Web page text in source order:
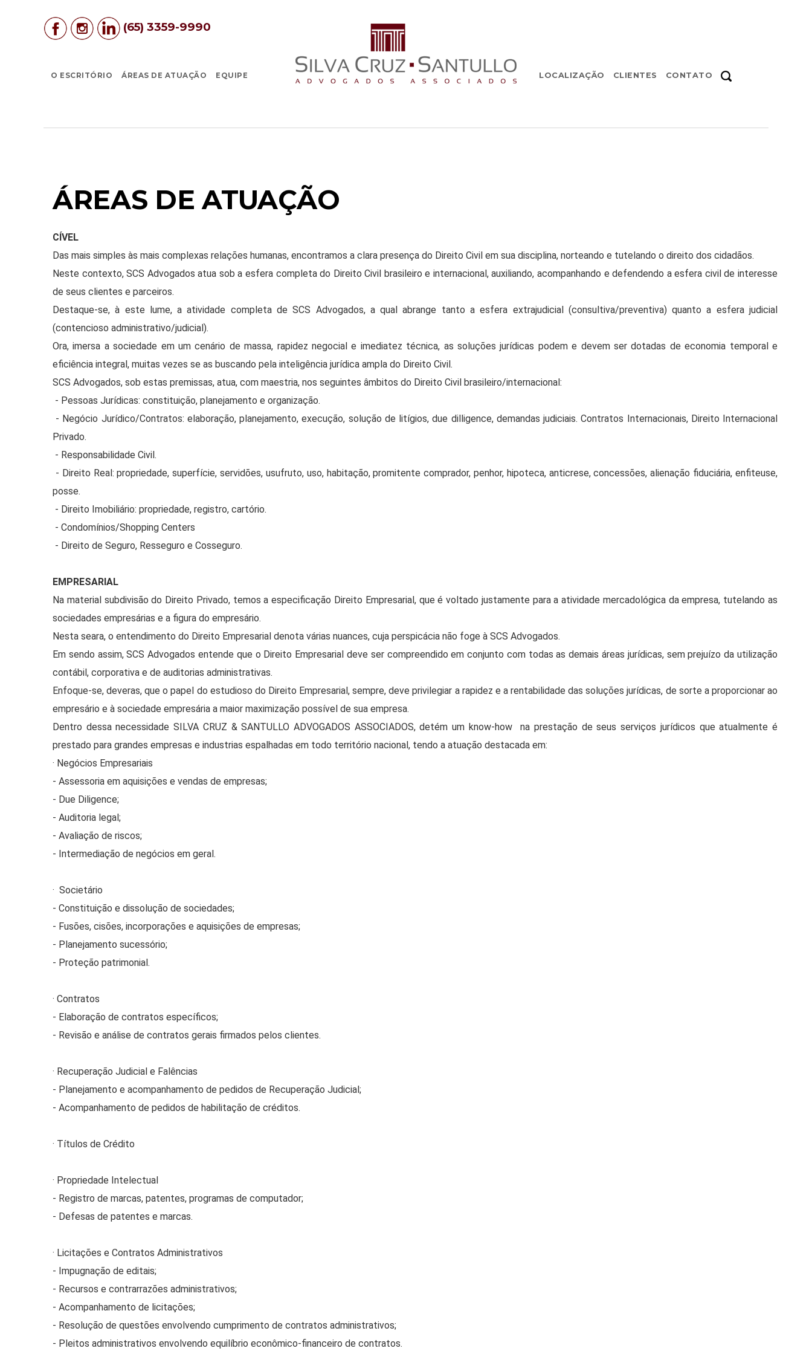
(65) 3359-9990
O ESCRITÓRIO ÁREAS DE ATUAÇÃO EQUIPE LOCALIZAÇÃO CLIENTES CONTATO
ÁREAS DE ATUAÇÃO
CÍVEL
Das mais simples às mais complexas relações humanas, encontramos a clara presença do Direito Civil em sua disciplina, norteando e tutelando o direito dos cidadãos.
Neste contexto, SCS Advogados atua sob a esfera completa do Direito Civil brasileiro e internacional, auxiliando, acompanhando e defendendo a esfera civil de interesse
de seus clientes e parceiros.
Destaque-se, à este lume, a atividade completa de SCS Advogados, a qual abrange tanto a esfera extrajudicial (consultiva/preventiva) quanto a esfera judicial
(contencioso administrativo/judicial).
Ora, imersa a sociedade em um cenário de massa, rapidez negocial e imediatez técnica, as soluções jurídicas podem e devem ser dotadas de economia temporal e
eficiência integral, muitas vezes se as buscando pela inteligência jurídica ampla do Direito Civil.
SCS Advogados, sob estas premissas, atua, com maestria, nos seguintes âmbitos do Direito Civil brasileiro/internacional:
- Pessoas Jurídicas: constituição, planejamento e organização.
- Negócio Jurídico/Contratos: elaboração, planejamento, execução, solução de litígios, due dilligence, demandas judiciais. Contratos Internacionais, Direito Internacional
Privado.
- Responsabilidade Civil.
- Direito Real: propriedade, superfície, servidões, usufruto, uso, habitação, promitente comprador, penhor, hipoteca, anticrese, concessões, alienação fiduciária, enfiteuse,
posse.
- Direito Imobiliário: propriedade, registro, cartório.
- Condomínios/Shopping Centers
- Direito de Seguro, Resseguro e Cosseguro.
EMPRESARIAL
Na material subdivisão do Direito Privado, temos a especificação Direito Empresarial, que é voltado justamente para a atividade mercadológica da empresa, tutelando as
sociedades empresárias e a figura do empresário.
Nesta seara, o entendimento do Direito Empresarial denota várias nuances, cuja perspicácia não foge à SCS Advogados.
Em sendo assim, SCS Advogados entende que o Direito Empresarial deve ser compreendido em conjunto com todas as demais áreas jurídicas, sem prejuízo da utilização
contábil, corporativa e de auditorias administrativas.
Enfoque-se, deveras, que o papel do estudioso do Direito Empresarial, sempre, deve privilegiar a rapidez e a rentabilidade das soluções jurídicas, de sorte a proporcionar ao
empresário e à sociedade empresária a maior maximização possível de sua empresa.
Dentro dessa necessidade SILVA CRUZ & SANTULLO ADVOGADOS ASSOCIADOS, detém um know-how na prestação de seus serviços jurídicos que atualmente é
prestado para grandes empresas e industrias espalhadas em todo território nacional, tendo a atuação destacada em:
· Negócios Empresariais
- Assessoria em aquisições e vendas de empresas;
- Due Diligence;
- Auditoria legal;
- Avaliação de riscos;
- Intermediação de negócios em geral.
· Societário
- Constituição e dissolução de sociedades;
- Fusões, cisões, incorporações e aquisições de empresas;
- Planejamento sucessório;
- Proteção patrimonial.
· Contratos
- Elaboração de contratos específicos;
- Revisão e análise de contratos gerais firmados pelos clientes.
· Recuperação Judicial e Falências
- Planejamento e acompanhamento de pedidos de Recuperação Judicial;
- Acompanhamento de pedidos de habilitação de créditos.
· Títulos de Crédito
· Propriedade Intelectual
- Registro de marcas, patentes, programas de computador;
- Defesas de patentes e marcas.
· Licitações e Contratos Administrativos
- Impugnação de editais;
- Recursos e contrarrazões administrativos;
- Acompanhamento de licitações;
- Resolução de questões envolvendo cumprimento de contratos administrativos;
- Pleitos administrativos envolvendo equilíbrio econômico-financeiro de contratos.